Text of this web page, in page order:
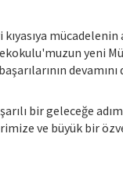
yeni
devamını
bir geleceğe
ve büyük bir